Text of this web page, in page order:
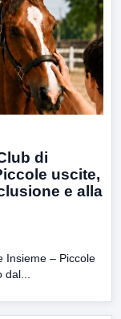
di
uscite,
e alla
Insieme – Piccole